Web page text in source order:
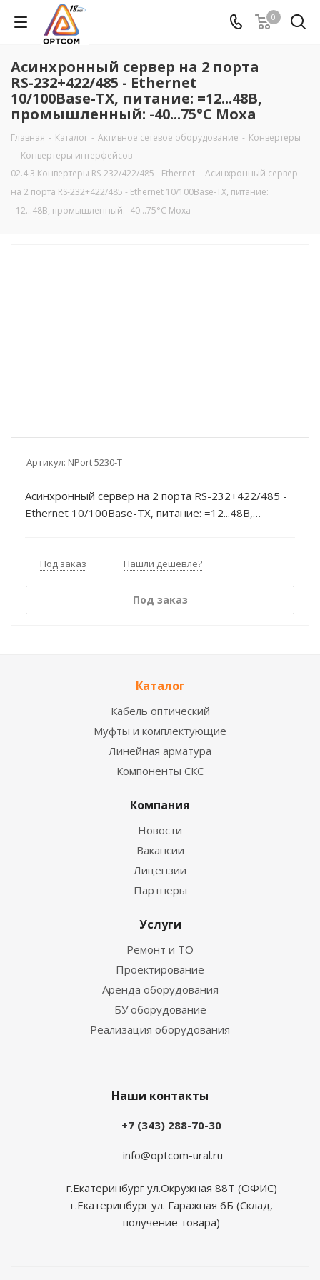
0
Асинхронный сервер на 2 порта
RS-232+422/485 - Ethernet
10/100Base-TX, питание: =12...48В,
промышленный: -40...75°C Moxa
Главная - Каталог - Активное сетевое оборудование - Конвертеры
- Конвертеры интерфейсов -
02.4.3 Конвертеры RS-232/422/485 - Ethernet - Асинхронный сервер
на 2 порта RS-232+422/485 - Ethernet 10/100Base-TX, питание:
=12...48В, промышленный: -40...75°C Moxa
Артикул: NPort 5230-T
Асинхронный сервер на 2 порта RS-232+422/485 -
Ethernet 10/100Base-TX, питание: =12...48В,
Под заказ Нашли дешевле?
Под заказ
Каталог
Кабель оптический
Муфты и комплектующие
Линейная арматура
Компоненты СКС
Компания
Новости
Вакансии
Лицензии
Партнеры
Услуги
Ремонт и ТО
Проектирование
Аренда оборудования
БУ оборудование
Реализация оборудования
Наши контакты
+7 (343) 288-70-30
info@optcom-ural.ru
г.Екатеринбург ул.Окружная 88Т (ОФИС)
г.Екатеринбург ул. Гаражная 6Б (Склад,
получение товара)